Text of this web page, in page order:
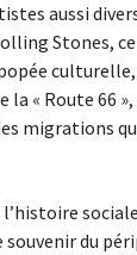
aussi
Stones,
« Route 66 »,
migrations
souvenir du